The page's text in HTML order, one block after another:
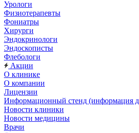
Урологи
Физиотерапевты
Фониатры
Хирурги
Эндокринологи
Эндоскописты
Флебологи
Акции
О клинике
О компании
Лицензии
Информационный стенд (информация
Новости клиники
Новости медицины
Врачи